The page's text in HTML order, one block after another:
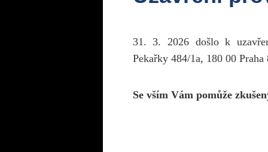
31. 3. 2026 došlo k
Pekařky 484/1a, 180 00 Praha
Se vším Vám pomůže